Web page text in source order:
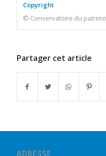
Copyright
© Conservatoire du
Partager cet article